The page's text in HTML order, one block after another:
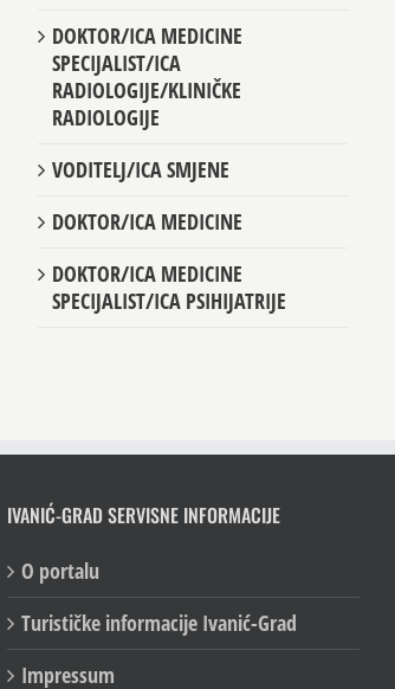
DOKTOR/ICA MEDICINE
SPECIJALIST/ICA
RADIOLOGIJE/KLINIČKE
RADIOLOGIJE
VODITELJ/ICA SMJENE
DOKTOR/ICA MEDICINE
DOKTOR/ICA MEDICINE
SPECIJALIST/ICA PSIHIJATRIJE
IVANIĆ-GRAD SERVISNE INFORMACIJE
O portalu
Turističke informacije Ivanić-Grad
Impressum